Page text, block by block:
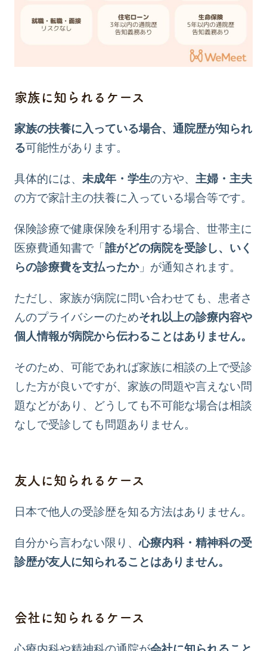
家族に知られるケース
家族の扶養に入っている場合、通院歴が知られ
る可能性があります。
具体的には、 未成年・学生の方や、 主婦・主夫
の方で家計主の扶養に入っている場合等です。
保険診療で健康保険を利用する場合、世帯主に
医療費通知書で「 誰がどの病院を受診し、いく
らの診療費を支払ったか」が通知されます。
ただし、家族が病院に問い合わせても、患者さ
んのプライバシーのためそれ以上の診療内容や
個人情報が病院から伝わることはありません。
そのため、可能であれば家族に相談の上で受診
した方が良いですが、家族の問題や言えない問
題などがあり、どうしても不可能な場合は相談
なしで受診しても問題ありません。
友人に知られるケース
日本で他人の受診歴を知る方法はありません。
自分から言わない限り、心療内科・精神科の受
診歴が友人に知られることはありません。
会社に知られるケース